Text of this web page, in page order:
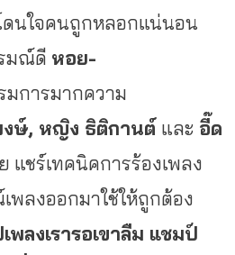
ดนใจคนถูกหลอกแน่นอน
มณ์ดี หอย-
มการมากความ
ษ์, หญิง ธิติกานต์ และอี๊ด
แชร์เทคนิคการร้องเพลง
พลงออกมาใช้ให้ถูกต้อง
พลงเรารอเขาลืม แชมป์